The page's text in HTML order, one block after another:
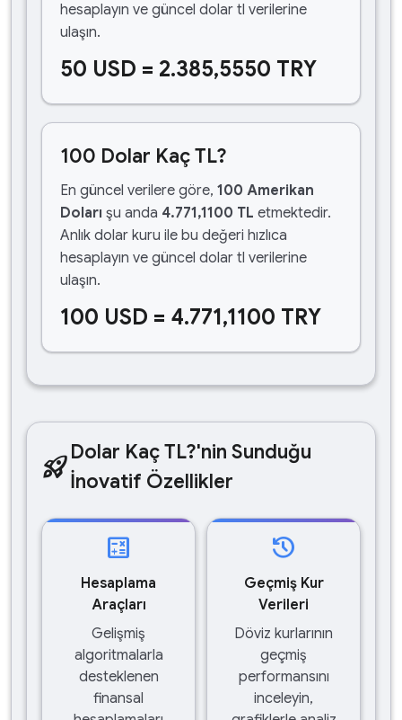
hesaplayın ve güncel dolar tl verilerine
ulaşın.
50 USD = 2.385,5550 TRY
100 Dolar Kaç TL?
En güncel verilere göre, 100 Amerikan
Doları şu anda 4.771,1100 TL etmektedir.
Anlık dolar kuru ile bu değeri hızlıca
hesaplayın ve güncel dolar tl verilerine
ulaşın.
100 USD = 4.771,1100 TRY
rocket_launchDolar Kaç TL?'nin Sunduğu
İnovatif Özellikler
calculate
Hesaplama
Araçları
Gelişmiş
algoritmalarla
desteklenen
finansal
history
Geçmiş Kur
Verileri
Döviz kurlarının
geçmiş
performansını
inceleyin,